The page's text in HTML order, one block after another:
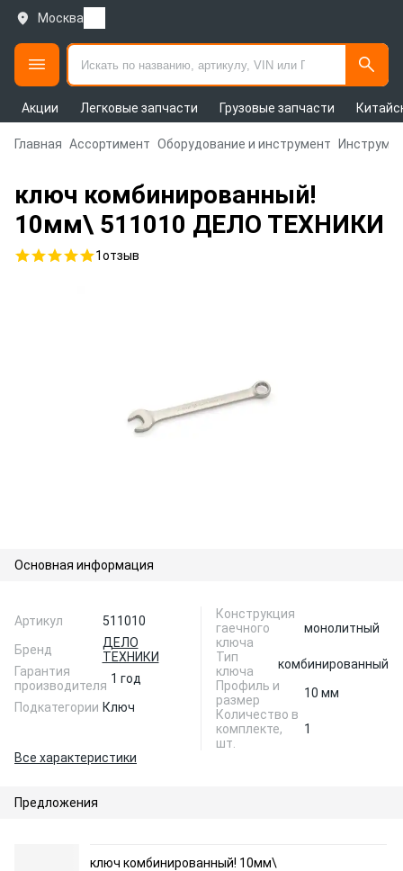
Москва
Акции Легковые запчасти Грузовые запчасти
Главная Ассортимент Оборудование и инструмент
ключ комбинированный!
10мм\ 511010 ДЕЛО ТЕХНИКИ
1отзыв
Основная информация
Артикул
511010
Бренд
ДЕЛО
ТЕХНИКИ
Гарантия
производителя 1 год
Подкатегории Ключ
Конструкция
гаечного
ключа
монолитный
Тип
ключа
комбинированный
Профиль и
размер
10 мм
Количество в
комплекте,
шт.
1
Все характеристики
Предложения
ключ комбинированный! 10мм\